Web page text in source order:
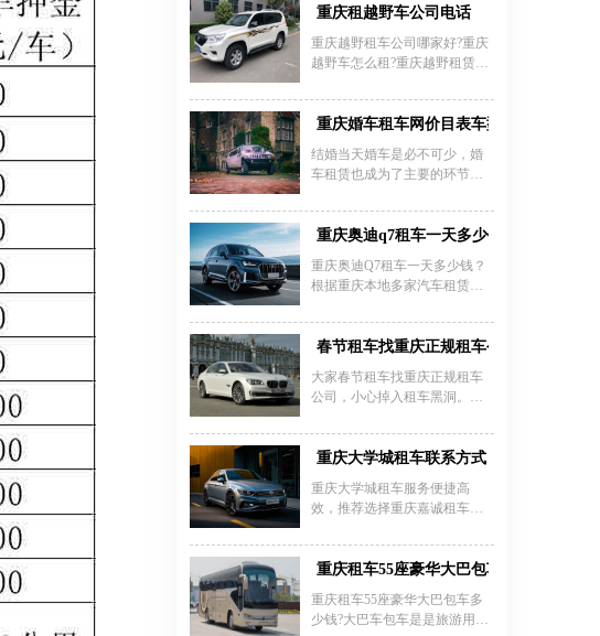
奔EV通过盼达用车平台提供租
或199元/24小时；长安出行平台
的逸动EV200则按2.5元/分钟或
（如别克凯越）日租约90元
（旺季180元），而10万级车型
日租约240元。商务车型如长安
格上浮。建议优先选择正规平
台，验车时全程录像，注意合
长安车价格受车型
重庆租越野车公司电话
重庆越野租车公司哪家好?重庆
越野车怎么租?重庆越野租赁价
话多少?重庆租越野车找重庆租
车公司，正规大型汽车租赁公
低，重庆旅游包车，提前预定
有惊喜!
重庆婚车租车网价目表车型
结婚当天婚车是必不可少，婚
车租赁也成为了主要的环节，
重庆租车官网是专业的重庆婚
庆租车平台,提供重庆婚车租赁
车型,为您提供租婚车时要了解
的婚庆车队一般多少钱、婚车
重庆奥迪q7租车一天多少钱
重庆奥迪Q7租车一天多少钱？
根据重庆本地多家汽车租赁公
常在500元至800元之间，具体
费用因车型配置、租期长短及
重庆嘉诚汽车租赁公司提供奥
迪Q7的日租服务，自驾方案包
而带司机配驾服务则按8小时/
天、220公里基础里程计算，超
时费为30元/小时。部分公司还
约1.2万至1.5万元，半年租金可
降至6万至7万元。租车时需注
及停车费，建议选择提供全险
春节租车找重庆正规租车公司
大家春节租车找重庆正规租车
公司，小心掉入租车黑洞。因
是没有，租车没有相关(包车合
同)以及缺乏道路运输资质的车
很多无名租车公司钻空子，对
于春节回家租车是没办法异地
车通不过。以下是春节租车找
重庆正规租车公司所具备的保
障：
重庆大学城租车联系方式
重庆大学城租车服务便捷高
效，推荐选择重庆嘉诚租车公
公司提供经济型轿车、商务
车、中巴及大巴等多种车型，
服务，价格透明且优惠。服务
范围覆盖大学城、重庆西站、
重庆租车55座豪华大巴包车多少钱？
重庆租车55座豪华大巴包车多
少钱?大巴车包车是是旅游用车